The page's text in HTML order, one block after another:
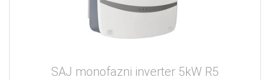
SAJ monofazni inverter 5kW R5